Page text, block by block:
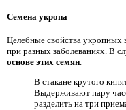
Семена укропа
Целебные свойства укропных
при разных заболеваниях. В
основе этих семян
В стакане крутого
Выдерживают пару
разделить на три